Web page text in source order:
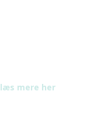
læs mere her